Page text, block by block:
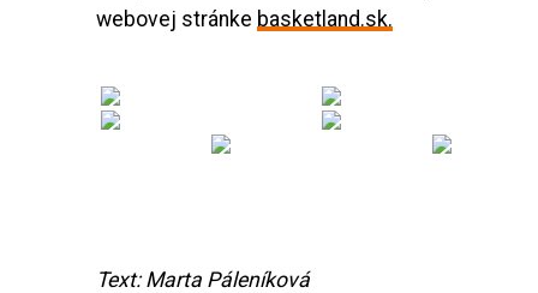
webovej stránke basketland.sk.
Text: Marta Páleníková